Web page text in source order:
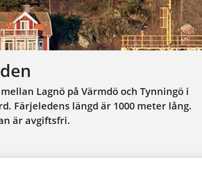
Lagnö på Värmdö och Tynningö i
Färjeledens längd är 1000 meter lång.
är avgiftsfri.